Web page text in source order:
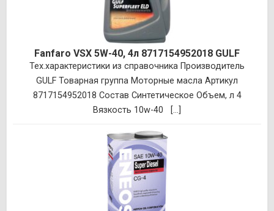
Fanfaro VSX 5W-40, 4л 8717154952018 GULF
Тех.характеристики из справочника Производитель
GULF Товарная группа Моторные масла Артикул
8717154952018 Состав Синтетическое Объем, л 4
Вязкость 10w-40 [...]